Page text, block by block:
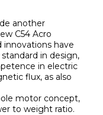
another
C54 Acro
have
in design,
in electric
flux, as also
motor concept,
to weight ratio.